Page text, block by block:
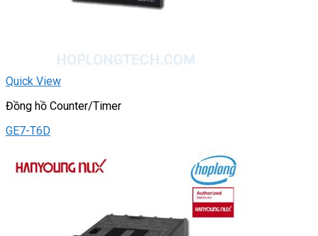
Quick View
Đồng hồ Counter/Timer
GE7-T6D